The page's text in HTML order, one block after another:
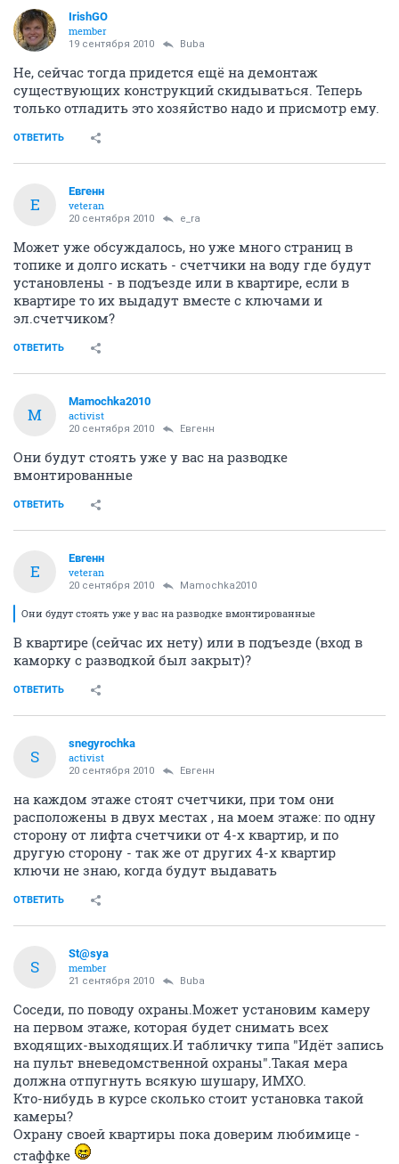
IrishGO
member
19 сентября 2010 Buba
Не, сейчас тогда придется ещё на демонтаж
существующих конструкций скидываться. Теперь
только отладить это хозяйство надо и присмотр ему.
ОТВЕТИТЬ
Е
Евгенн
veteran
20 сентября 2010 e_ra
Может уже обсуждалось, но уже много страниц в
топике и долго искать - счетчики на воду где будут
установлены - в подъезде или в квартире, если в
квартире то их выдадут вместе с ключами и
эл.счетчиком?
ОТВЕТИТЬ
M
Mamochka2010
activist
20 сентября 2010 Евгенн
Они будут стоять уже у вас на разводке
вмонтированные
ОТВЕТИТЬ
Е
Евгенн
veteran
20 сентября 2010 Mamochka2010
Они будут стоять уже у вас на разводке вмонтированные
В квартире (сейчас их нету) или в подъезде (вход в
каморку с разводкой был закрыт)?
ОТВЕТИТЬ
S
snegyrochka
activist
20 сентября 2010 Евгенн
на каждом этаже стоят счетчики, при том они
расположены в двух местах , на моем этаже: по одну
сторону от лифта счетчики от 4-х квартир, и по
другую сторону - так же от других 4-х квартир
ключи не знаю, когда будут выдавать
ОТВЕТИТЬ
S
St@sya
member
21 сентября 2010 Buba
Соседи, по поводу охраны.Может установим камеру
на первом этаже, которая будет снимать всех
входящих-выходящих.И табличку типа "Идёт запись
на пульт вневедомственной охраны".Такая мера
должна отпугнуть всякую шушару, ИМХО.
Кто-нибудь в курсе сколько стоит установка такой
камеры?
Охрану своей квартиры пока доверим любимице -
стаффке